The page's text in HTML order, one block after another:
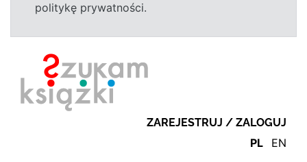
politykę prywatności.
ZAREJESTRUJ / ZALOGUJ
PL EN